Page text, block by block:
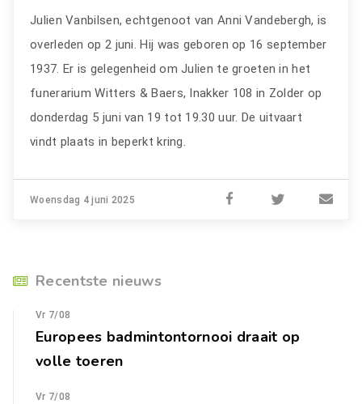
Julien Vanbilsen, echtgenoot van Anni Vandebergh, is
overleden op 2 juni. Hij was geboren op 16 september
1937. Er is gelegenheid om Julien te groeten in het
funerarium Witters & Baers, Inakker 108 in Zolder op
donderdag 5 juni van 19 tot 19.30 uur. De uitvaart
vindt plaats in beperkt kring.
Woensdag 4 juni 2025
Recentste nieuws
Vr 7/08
Europees badmintontornooi draait op
volle toeren
Vr 7/08